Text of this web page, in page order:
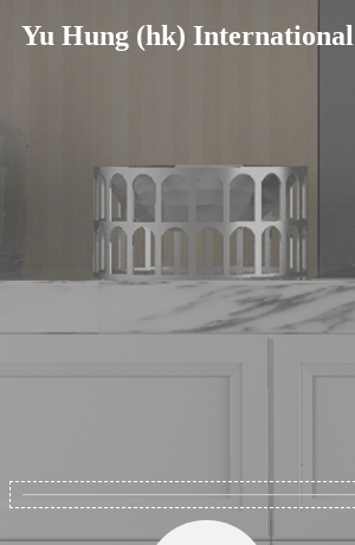
Yu Hung (hk)